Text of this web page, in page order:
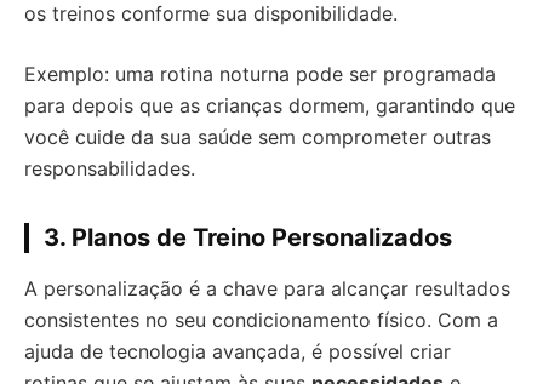
os treinos conforme sua disponibilidade.
Exemplo: uma rotina noturna pode ser programada
para depois que as crianças dormem, garantindo que
você cuide da sua saúde sem comprometer outras
responsabilidades.
3. Planos de Treino Personalizados
A personalização é a chave para alcançar resultados
consistentes no seu condicionamento físico. Com a
ajuda de tecnologia avançada, é possível criar